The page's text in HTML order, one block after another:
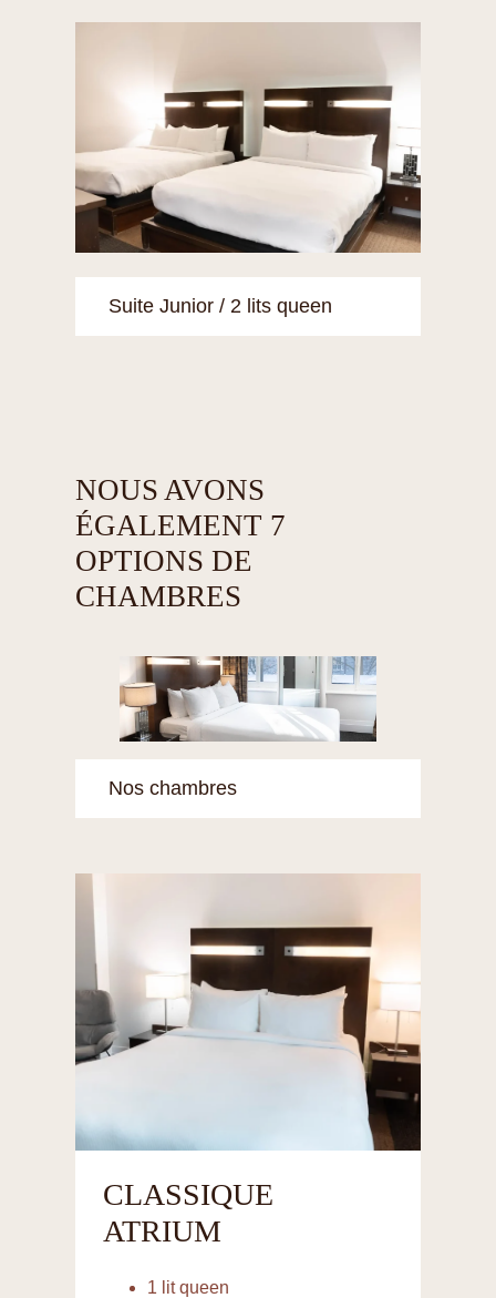
Suite Junior / 2 lits queen
NOUS AVONS
ÉGALEMENT 7
OPTIONS DE
CHAMBRES
Nos chambres
CLASSIQUE
ATRIUM
1 lit queen